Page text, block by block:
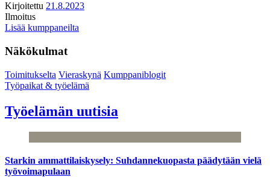
Kirjoitettu 21.8.2023
Ilmoitus
Lisää kumppaneilta
Näkökulmat
Toimitukselta Vieraskynä Kumppaniblogit
Työpaikat & työelämä
Työelämän uutisia
Starkin ammattilaiskysely: Suhdannekuopasta päädytään vielä
työvoimapulaan